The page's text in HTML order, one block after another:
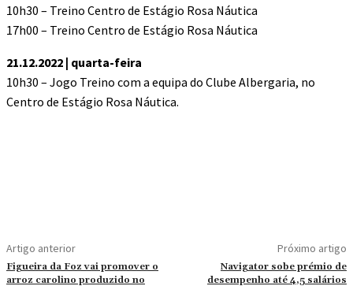
10h30 – Treino Centro de Estágio Rosa Náutica
17h00 – Treino Centro de Estágio Rosa Náutica
21.12.2022 | quarta-feira
10h30 – Jogo Treino com a equipa do Clube Albergaria, no
Centro de Estágio Rosa Náutica.
Artigo anterior
Figueira da Foz vai promover o
arroz carolino produzido no
Próximo artigo
Navigator sobe prémio de
desempenho até 4,5 salários